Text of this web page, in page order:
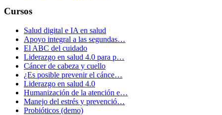
Cursos
Salud digital e IA en salud
Apoyo integral a las segundas…
El ABC del cuidado
Liderazgo en salud 4.0 para p…
Cáncer de cabeza y cuello
¿Es posible prevenir el cánce…
Liderazgo en salud 4.0
Humanización de la atención e…
Manejo del estrés y prevenció…
Probióticos (demo)